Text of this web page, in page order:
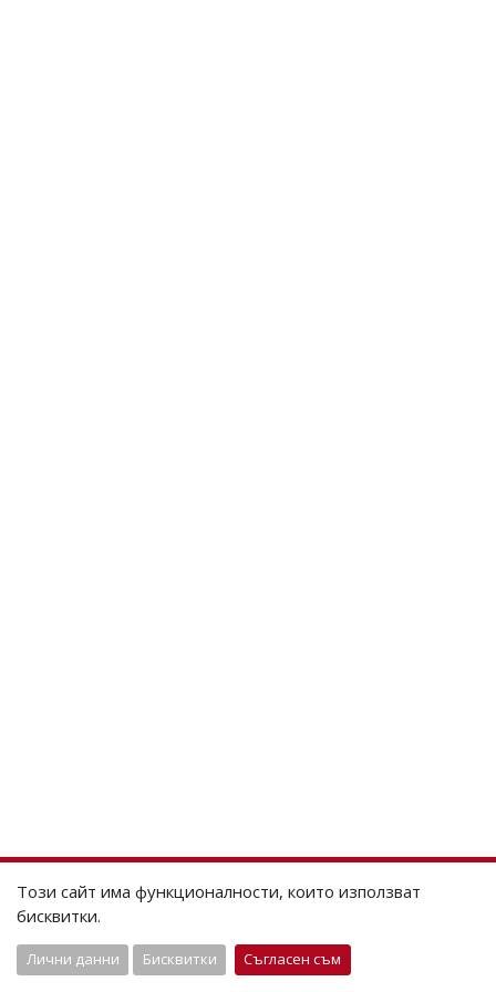
Този сайт има функционалности, които използват
бисквитки.
Лични данни Бисквитки Съгласен съм